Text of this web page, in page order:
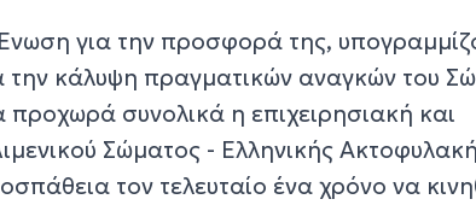
για την προσφορά της,
την κάλυψη πραγματικών αναγκών του
συνολικά η επιχειρησιακή και
Σώματος - Ελληνικής
τον τελευταίο ένα χρόνο να